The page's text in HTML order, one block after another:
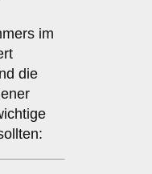
im
die